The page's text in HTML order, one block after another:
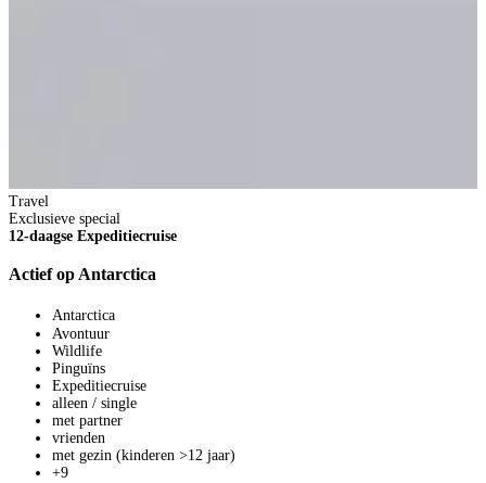
Travel
Exclusieve special
12-daagse Expeditiecruise
Actief op Antarctica
Antarctica
Avontuur
Wildlife
Pinguïns
Expeditiecruise
alleen / single
met partner
vrienden
met gezin (kinderen >12 jaar)
+9